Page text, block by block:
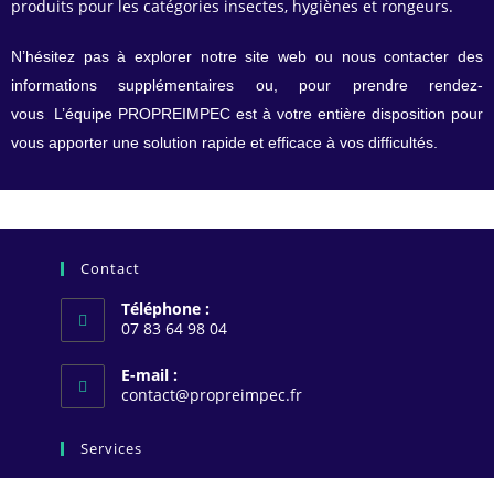
produits pour les catégories insectes, hygiènes et rongeurs.
N’hésitez pas à explorer notre site web ou nous contacter des
informations supplémentaires ou, pour prendre rendez-
vous
L’équipe PROPREIMPEC est à votre entière disposition pour
vous apporter une solution rapide et efficace à vos difficultés.
Contact
Téléphone :
07 83 64 98 04
E-mail :
contact@propreimpec.fr
Services